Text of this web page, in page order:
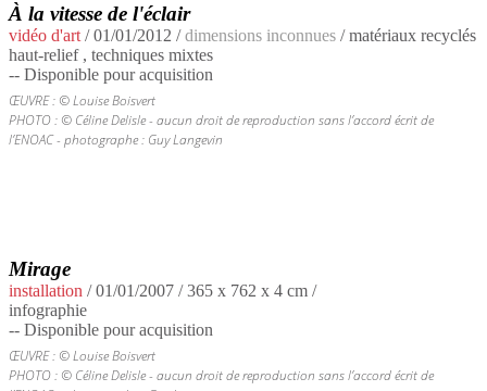
À la vitesse de l'éclair
vidéo d'art /01/01/2012 /dimensions inconnues / matériaux recyclés
haut-relief , techniques mixtes
-- Disponible pour acquisition
ŒUVRE : © Louise Boisvert
PHOTO : © Céline Delisle - aucun droit de reproduction sans l’accord écrit de
l’ENOAC - photographe : Guy Langevin
Mirage
installation /01/01/2007 / 365 x 762 x 4 cm /
infographie
-- Disponible pour acquisition
ŒUVRE : © Louise Boisvert
PHOTO : © Céline Delisle - aucun droit de reproduction sans l’accord écrit de